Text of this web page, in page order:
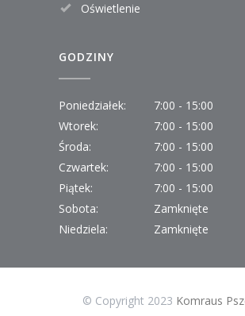
Oświetlenie
GODZINY
Poniedziałek:
7:00 - 15:00
Wtorek:
7:00 - 15:00
Środa:
7:00 - 15:00
Czwartek:
7:00 - 15:00
Piątek:
7:00 - 15:00
Sobota:
Zamknięte
Niedziela:
Zamknięte
© Copyright 2023 Komraus